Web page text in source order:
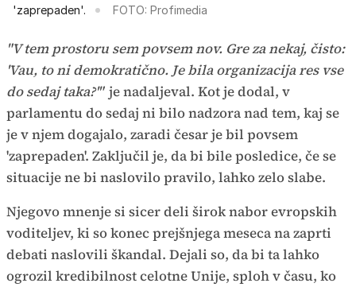
'zaprepaden'.
FOTO: Profimedia
"V tem prostoru sem povsem nov. Gre za nekaj, čisto:
'Vau, to ni demokratično. Je bila organizacija res vse
do sedaj taka?'" je nadaljeval. Kot je dodal, v
parlamentu do sedaj ni bilo nadzora nad tem, kaj se
je v njem dogajalo, zaradi česar je bil povsem
'zaprepaden'. Zaključil je, da bi bile posledice, če se
situacije ne bi naslovilo pravilo, lahko zelo slabe.
Njegovo mnenje si sicer deli širok nabor evropskih
voditeljev, ki so konec prejšnjega meseca na zaprti
debati naslovili škandal. Dejali so, da bi ta lahko
ogrozil kredibilnost celotne Unije, sploh v času, ko